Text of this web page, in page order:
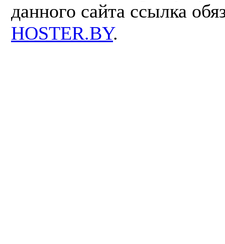
данного сайта ссылка
HOSTER.BY.